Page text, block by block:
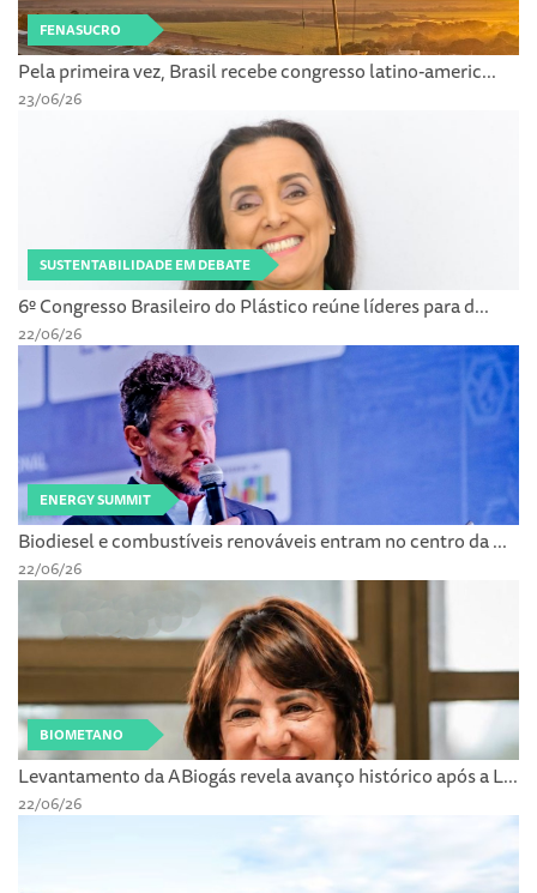
FENASUCRO
Pela primeira vez, Brasil recebe congresso latino-americ...
23/06/26
SUSTENTABILIDADE EM DEBATE
6º Congresso Brasileiro do Plástico reúne líderes para d...
22/06/26
ENERGY SUMMIT
Biodiesel e combustíveis renováveis entram no centro da ...
22/06/26
BIOMETANO
Levantamento da ABiogás revela avanço histórico após a L...
22/06/26